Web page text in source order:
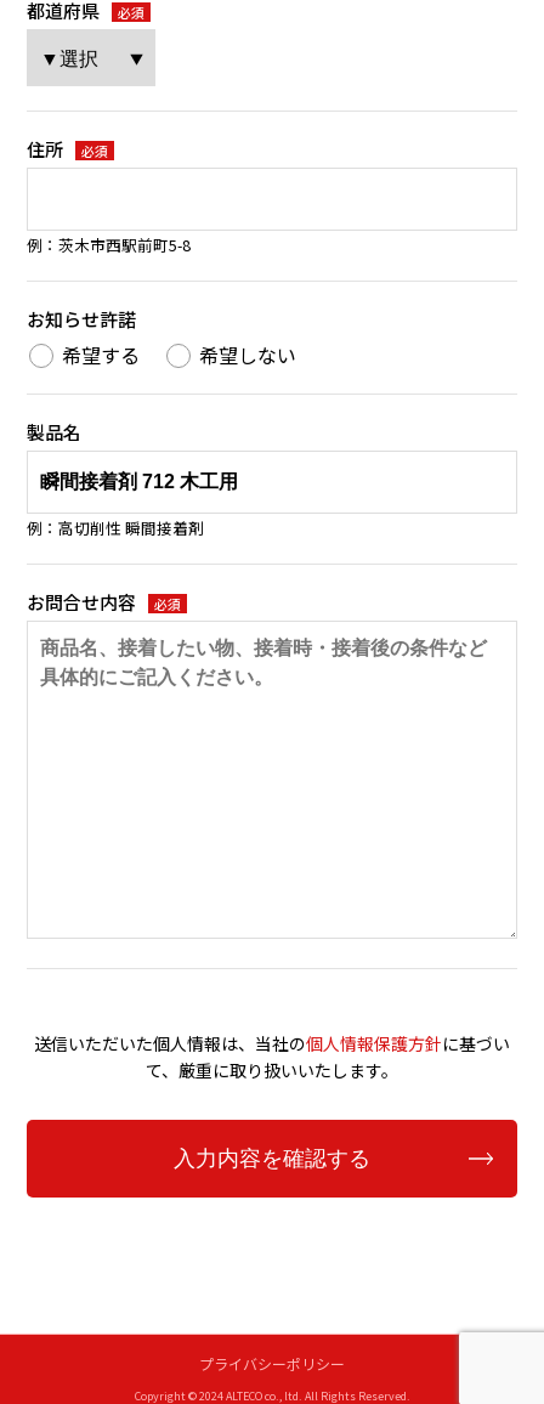
都道府県 必須
住所 必須
例：茨木市西駅前町5-8
お知らせ許諾
希望する 希望しない
製品名
例：高切削性 瞬間接着剤
お問合せ内容 必須
送信いただいた個人情報は、当社の個人情報保護方針に基づい
て、厳重に取り扱いいたします。
プライバシーポリシー
Copyright © 2024 ALTECO co., ltd. All Rights Reserved.